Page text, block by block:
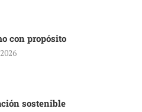
con propósito
sostenible